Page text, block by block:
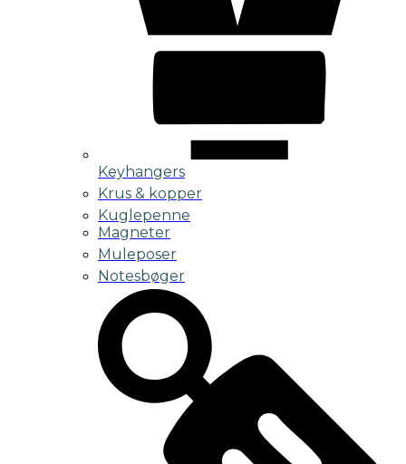
Keyhangers
Krus & kopper
Kuglepenne
Magneter
Muleposer
Notesbøger